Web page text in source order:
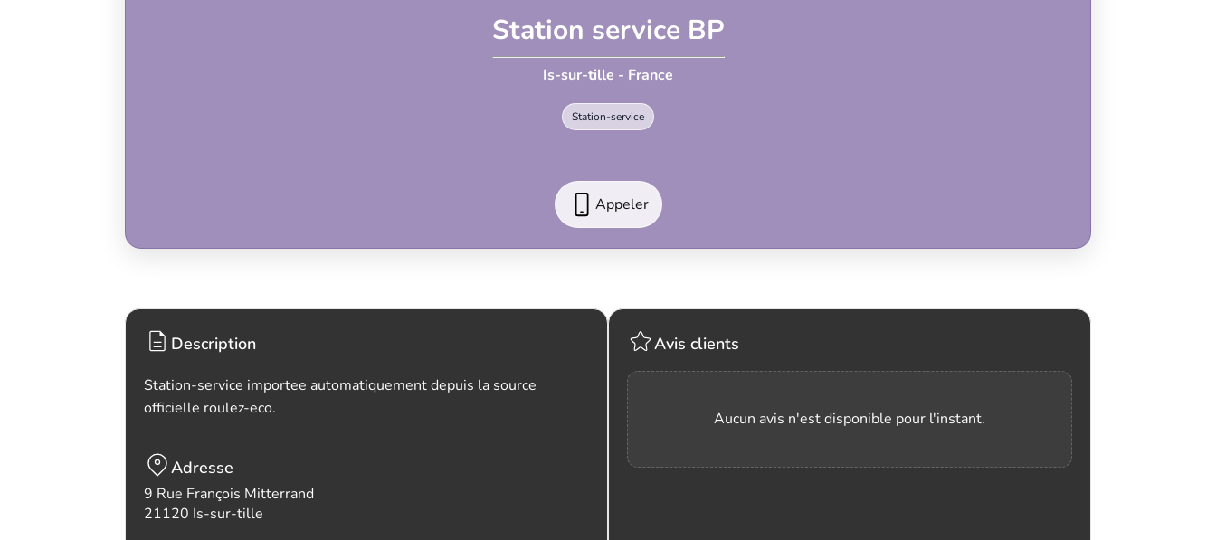
Station service BP
Is-sur-tille - France
Station-service
Appeler
Description
Station-service importee automatiquement depuis la source
officielle roulez-eco.
Adresse
9 Rue François Mitterrand
21120 Is-sur-tille
Avis clients
Aucun avis n'est disponible pour l'instant.